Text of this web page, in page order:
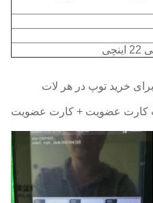
خرید توپ در هر لات
کارت عضویت + کارت عضویت